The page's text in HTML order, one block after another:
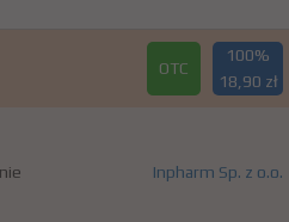
OTC
100%
18,90 zł
Inpharm Sp. z o.o.